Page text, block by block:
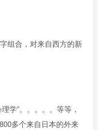
组合，对来自西方的新
理学”。。。。。等等，
多个来自日本的外来